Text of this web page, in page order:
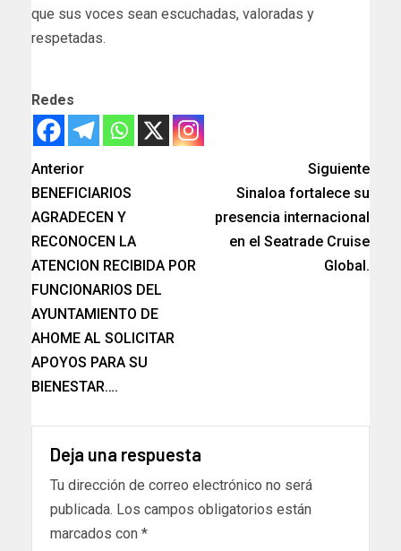
que sus voces sean escuchadas, valoradas y
respetadas.
Redes
Anterior
BENEFICIARIOS
AGRADECEN Y
RECONOCEN LA
ATENCION RECIBIDA POR
FUNCIONARIOS DEL
AYUNTAMIENTO DE
AHOME AL SOLICITAR
APOYOS PARA SU
BIENESTAR….
Siguiente
Sinaloa fortalece su
presencia internacional
en el Seatrade Cruise
Global.
Deja una respuesta
Tu dirección de correo electrónico no será
publicada. Los campos obligatorios están
marcados con *